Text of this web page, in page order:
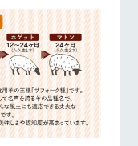
プ
い
育て
はじ
の逸
えた
牧場マッ
プ
牧場マップのダ
ウンロード
ショップ/お買い物